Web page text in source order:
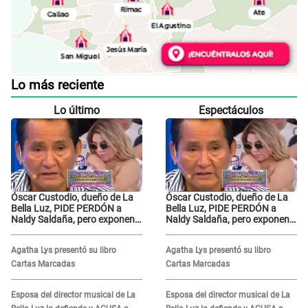
Lo más reciente
Lo último
Óscar Custodio, dueño de La
Bella Luz, PIDE PERDÓN a
Naldy Saldaña, pero exponen
grabar"
Agatha Lys presentó su libro
Cartas Marcadas
Esposa del director musical de La
Espectáculos
Óscar Custodio, dueño de La
Bella Luz, PIDE PERDÓN a
Naldy Saldaña, pero exponen
grabar"
Agatha Lys presentó su libro
Cartas Marcadas
Esposa del director musical de La